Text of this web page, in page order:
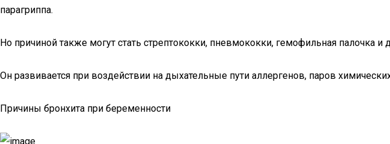
парагриппа.
Но причиной также могут стать стрептококки, пневмококки, гемофильная палочка
Он развивается при воздействии на дыхательные пути аллергенов, паров
Причины бронхита при беременности